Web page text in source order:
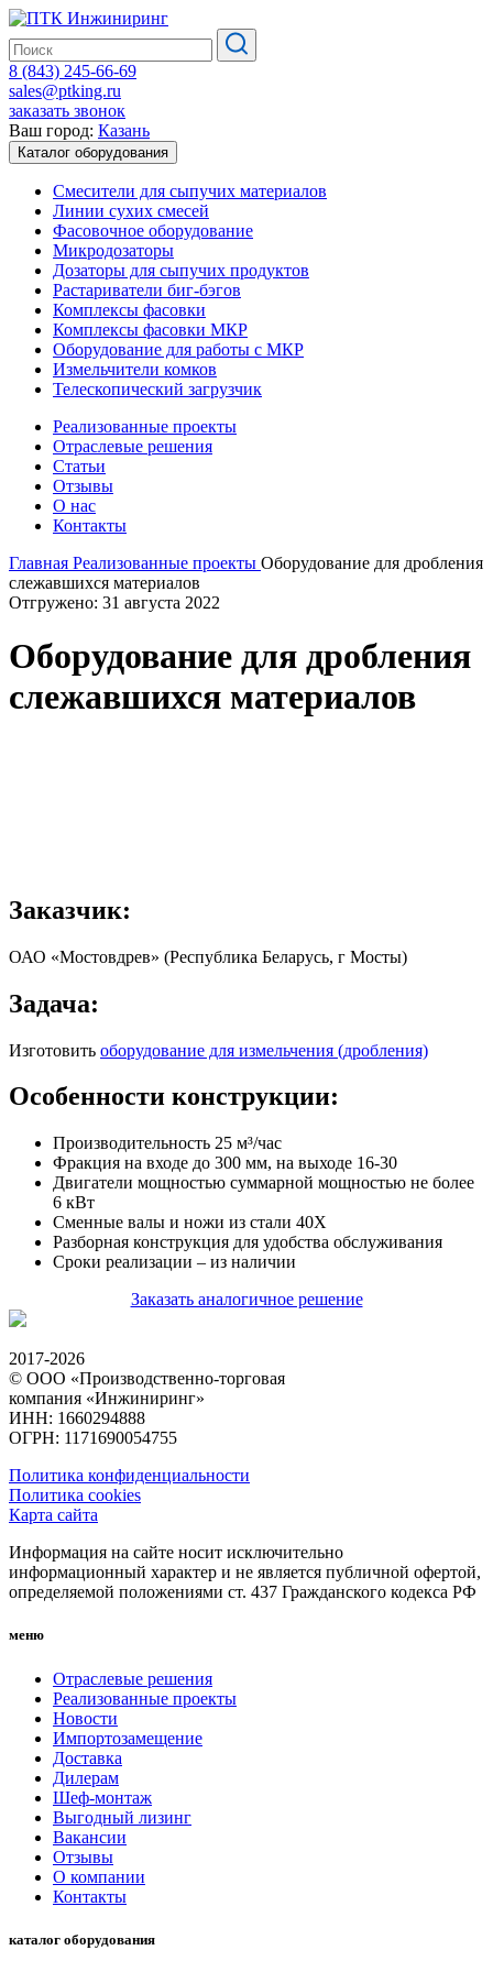
8 (843) 245-66-69
sales@ptking.ru
заказать звонок
Ваш город: Казань
Каталог оборудования
Смесители для сыпучих материалов
Линии сухих смесей
Фасовочное оборудование
Микродозаторы
Дозаторы для сыпучих продуктов
Растариватели биг-бэгов
Комплексы фасовки
Комплексы фасовки МКР
Оборудование для работы с МКР
Измельчители комков
Телескопический загрузчик
Реализованные проекты
Отраслевые решения
Статьи
Отзывы
О нас
Контакты
Главная Реализованные проекты Оборудование для дробления
слежавшихся материалов
Отгружено: 31 августа 2022
Оборудование для дробления
слежавшихся материалов
Заказчик:
ОАО «Мостовдрев» (Республика Беларусь, г Мосты)
Задача:
Изготовить оборудование для измельчения (дробления)
Особенности конструкции:
Производительность 25 м³/час
Фракция на входе до 300 мм, на выходе 16-30
Двигатели мощностью суммарной мощностью не более
6 кВт
Сменные валы и ножи из стали 40Х
Разборная конструкция для удобства обслуживания
Сроки реализации – из наличии
Заказать аналогичное решение
2017-2026
© ООО «Производственно-торговая
компания «Инжиниринг»
ИНН: 1660294888
ОГРН: 1171690054755
Политика конфиденциальности
Политика cookies
Карта сайта
Информация на сайте носит исключительно
информационный характер и не является публичной офертой,
определяемой положениями ст. 437 Гражданского кодекса РФ
меню
Отраслевые решения
Реализованные проекты
Новости
Импортозамещение
Доставка
Дилерам
Шеф-монтаж
Выгодный лизинг
Вакансии
Отзывы
О компании
Контакты
каталог оборудования